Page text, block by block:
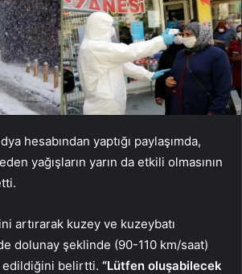
hesabından yaptığı paylaşımda,
yağışların yarın da etkili olmasının
artırarak kuzey ve kuzeybatı
dolunay şeklinde (90-110 km/saat)
belirtti. “Lütfen oluşabilecek